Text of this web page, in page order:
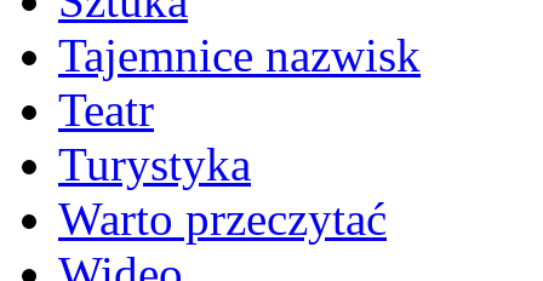
Tajemnice nazwisk
Teatr
Turystyka
Warto przeczytać